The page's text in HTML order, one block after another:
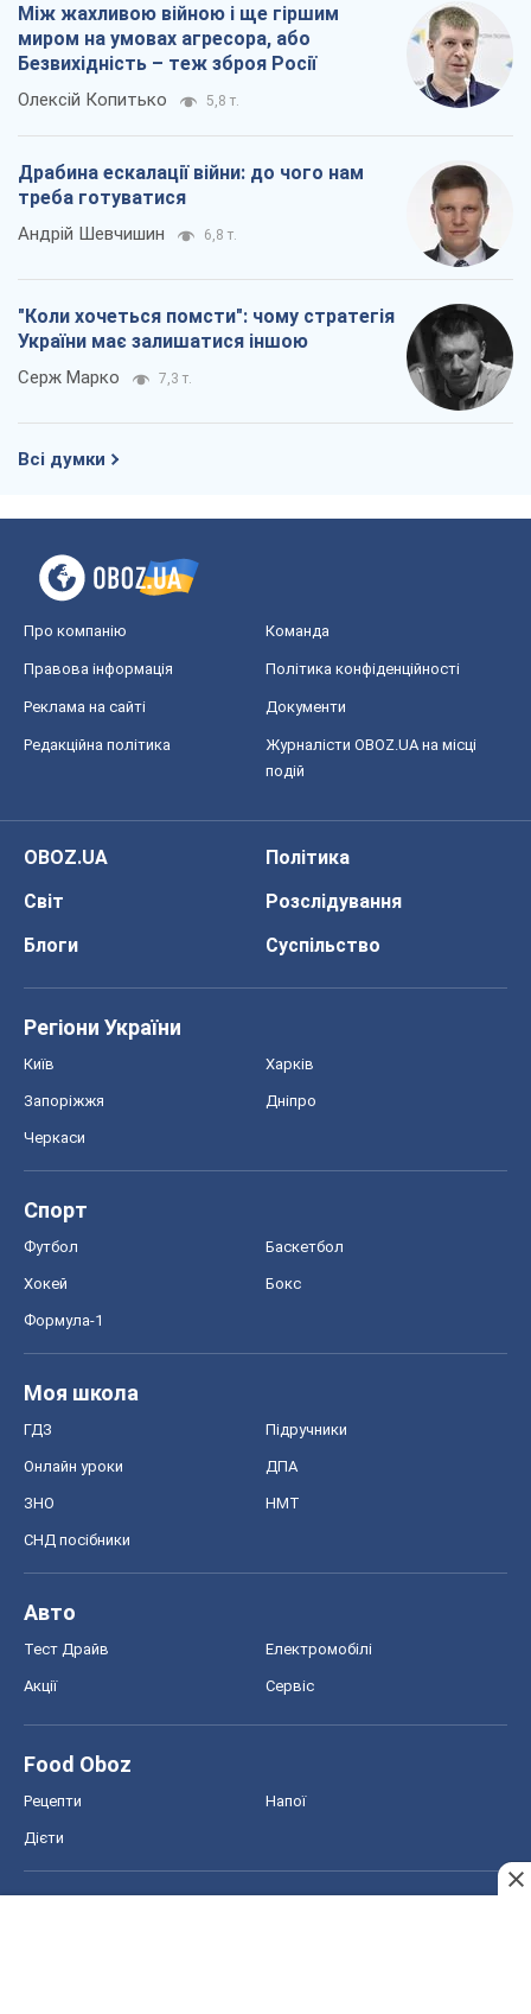
Між жахливою війною і ще гіршим
миром на умовах агресора, або
Безвихідність – теж зброя Росії
Олексій Копитько 5,8 т.
Драбина ескалації війни: до чого нам
треба готуватися
Андрій Шевчишин 6,8 т.
"Коли хочеться помсти": чому стратегія
України має залишатися іншою
Серж Марко 7,3 т.
Всі думки
Про компанію Команда
Правова інформація Політика конфіденційності
Реклама на сайті Документи
Редакційна політика
Журналісти OBOZ.UA на місці
подій
OBOZ.UA
Політика
Світ
Розслідування
Блоги
Суспільство
Регіони України
Київ Харків
Запоріжжя Дніпро
Черкаси
Спорт
Футбол Баскетбол
Хокей Бокс
Формула-1
Моя школа
ГДЗ Підручники
Онлайн уроки ДПА
ЗНО НМТ
СНД посібники
Авто
Тест Драйв Електромобілі
Акції Сервіс
Food Oboz
Рецепти Напої
Дієти